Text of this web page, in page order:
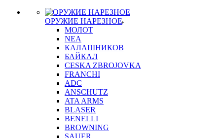
ОРУЖИЕ НАРЕЗНОЕ
МОЛОТ
NEA
КАЛАШНИКОВ
БАЙКАЛ
CESKA ZBROJOVKA
FRANCHI
ADC
ANSCHUTZ
ATA ARMS
BLASER
BENELLI
BROWNING
SAUER